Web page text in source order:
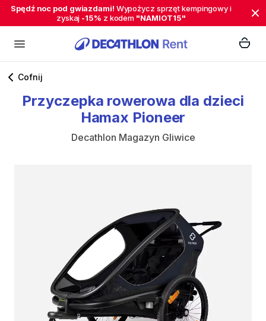
Spędź noc pod gwiazdami! Wypożycz sprzęt kempingowy i
zyskaj -15% z kodem "NAMIOT15"
Cofnij
Przyczepka rowerowa dla dzieci
Hamax Pioneer
Decathlon Magazyn Gliwice